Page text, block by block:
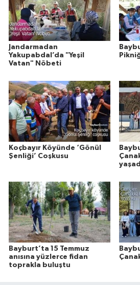
Jandarmadan
Yakupabdal’da "Yeşil
Vatan" Nöbeti
Koçbayır Köyünde ‘Gönül
Şenliği’ Coşkusu
Bayburt’ta 15 Temmuz
anısına yüzlerce fidan
toprakla buluştu